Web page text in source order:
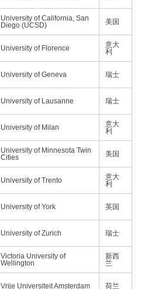
University of California, San
Diego (UCSD)
美国
University of Florence
意大
利
University of Geneva 瑞士
University of Lausanne 瑞士
University of Milan
意大
利
University of Minnesota Twin
Cities
美国
University of Trento
意大
利
University of York 英国
University of Zurich 瑞士
Victoria University of
Wellington
新西
兰
Vrije Universiteit Amsterdam 荷兰